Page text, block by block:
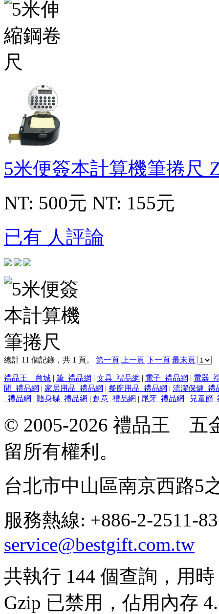
5米便簽本計算機筆捲尺
NT: 500元 NT: 155元
已有 人評論
總計 11 個記錄，共 1 頁。 第一頁 上一頁 下一頁 最末頁
禮品王 商城 | 筆_禮品網 | 文具_禮品網 | 電子_禮品網 | 電器_
閒_禮品網 | 家居用品_禮品網 | 餐廚用品_禮品網 | 清潔保健_禮
_禮品網 | 隨身碟_禮品網 | 創意_禮品網 | 尾牙_禮品網 | 兒童節
© 2005-2026 禮品王 五
留所有權利。
台北市中山區南京西路5
服務熱線: +886-2-
service@bestgift.com.tw
共執行 144 個查詢，用
Gzip 已禁用，佔用內存